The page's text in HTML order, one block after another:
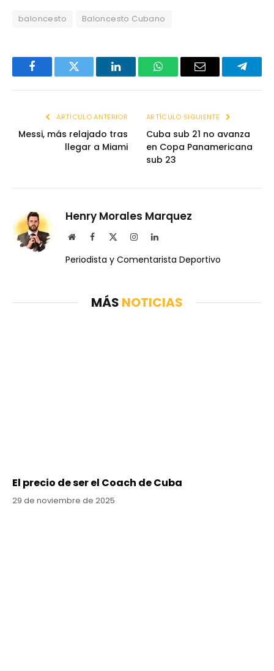
baloncesto Baloncesto Cubano
FacebookTwitter LinkedInWhatsAppEmail
ARTÍCULO ANTERIOR
Messi, más relajado tras
llegar a Miami
ARTÍCULO SIGUIENTE
Cuba sub 21 no avanza
en Copa Panamericana
sub 23
Henry Morales Marquez
WebsiteFacebook InstagramLinkedIn
Periodista y Comentarista Deportivo
MÁS NOTICIAS
El precio de ser el Coach de Cuba
29 de noviembre de 2025